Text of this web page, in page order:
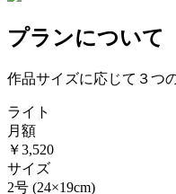
プランについて
作品サイズに応じて３つ
ライト
月額
￥3,520
サイズ
2号 (24×19cm)